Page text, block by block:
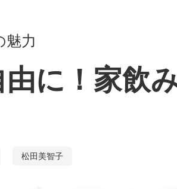
魅力
に！家飲
松田美智子